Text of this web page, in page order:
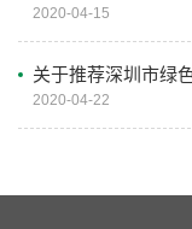
2020-04-15
关于推荐深圳市绿
2020-04-22